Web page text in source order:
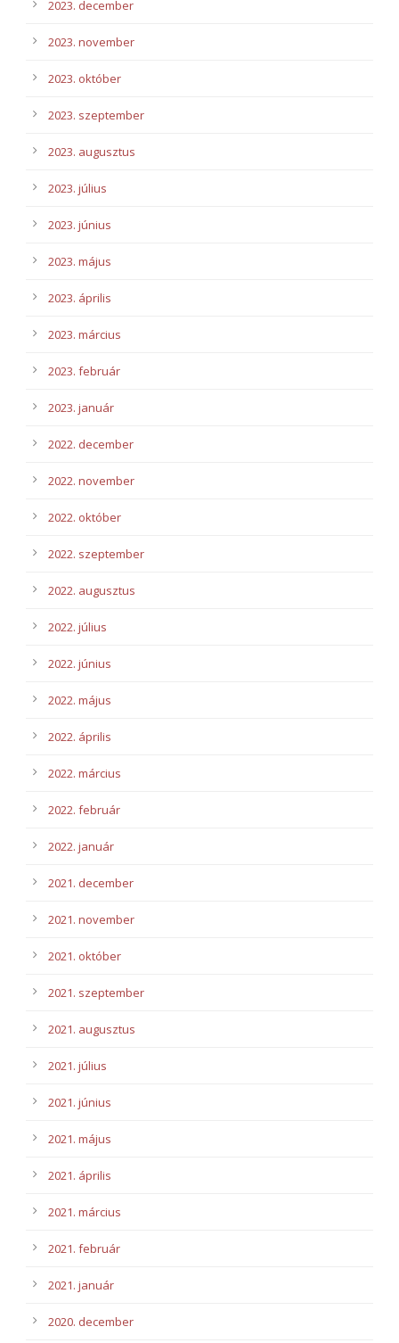
2023. december
2023. november
2023. október
2023. szeptember
2023. augusztus
2023. július
2023. június
2023. május
2023. április
2023. március
2023. február
2023. január
2022. december
2022. november
2022. október
2022. szeptember
2022. augusztus
2022. július
2022. június
2022. május
2022. április
2022. március
2022. február
2022. január
2021. december
2021. november
2021. október
2021. szeptember
2021. augusztus
2021. július
2021. június
2021. május
2021. április
2021. március
2021. február
2021. január
2020. december